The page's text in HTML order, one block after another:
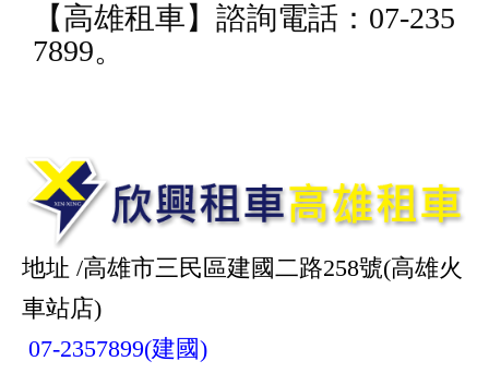
【高雄租車】諮詢電話：07-235
7899。
地址 /高雄市三民區建國二路258號(高雄火
車站店)
07-2357899(建國)